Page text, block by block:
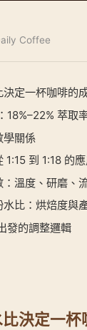
Coffee
定一杯咖啡的
18%–22% 萃取
學關係
1:15 到 1:18 的
溫度、研磨、
比：烘焙度與
發的調整邏輯
決定一杯